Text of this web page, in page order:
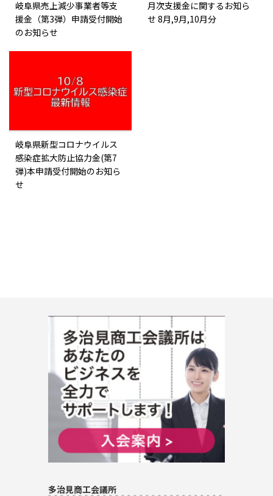
岐阜県売上減少事業者等支
援金（第3弾）申請受付開始
のお知らせ
月次支援金に関するお知ら
せ 8月,9月,10月分
岐阜県新型コロナウイルス
感染症拡大防止協力金(第7
弾)本申請受付開始のお知ら
せ
多治見商工会議所